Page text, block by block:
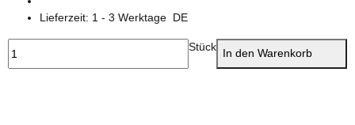
Lieferzeit: 1 - 3 Werktage DE
Stück In den Warenkorb